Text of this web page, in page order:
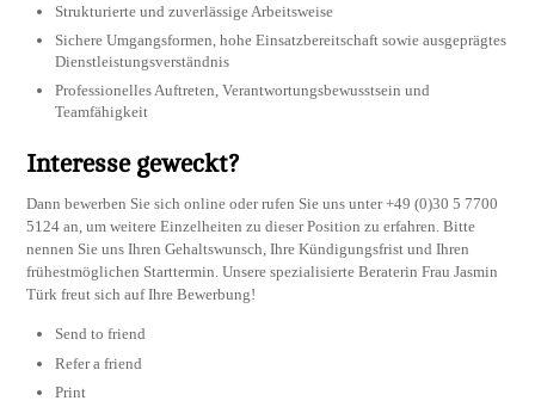
Strukturierte und zuverlässige Arbeitsweise
Sichere Umgangsformen, hohe Einsatzbereitschaft sowie ausgeprägtes
Dienstleistungsverständnis
Professionelles Auftreten, Verantwortungsbewusstsein und
Teamfähigkeit
Interesse geweckt?
Dann bewerben Sie sich online oder rufen Sie uns unter +49 (0)30 5 7700
5124 an, um weitere Einzelheiten zu dieser Position zu erfahren. Bitte
nennen Sie uns Ihren Gehaltswunsch, Ihre Kündigungsfrist und Ihren
frühestmöglichen Starttermin. Unsere spezialisierte Beraterin Frau Jasmin
Türk freut sich auf Ihre Bewerbung!
Send to friend
Refer a friend
Print